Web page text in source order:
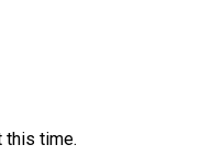
this time.